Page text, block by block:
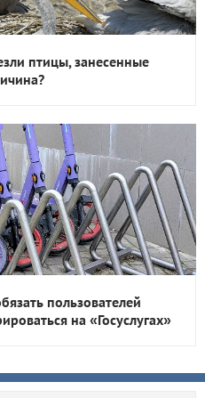
птицы, занесенные
пользователей
на «Госуслугах»